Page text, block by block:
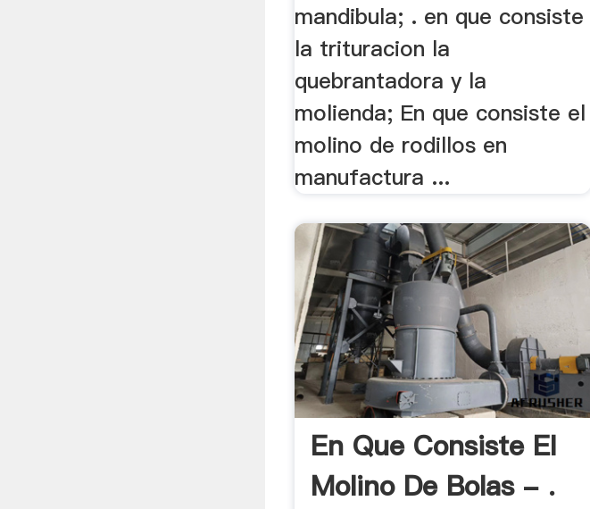
mandibula; . en que consiste
la trituracion la
quebrantadora y la
molienda; En que consiste el
molino de rodillos en
manufactura ...
En Que Consiste El
Molino De Bolas - .